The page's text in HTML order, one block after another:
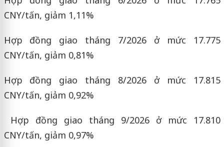
CNY/tấn, giảm 1,11%
Hợp đồng giao tháng 7/2026 ở mức 17.775
CNY/tấn, giảm 0,81%
Hợp đồng giao tháng 8/2026 ở mức 17.815
CNY/tấn, giảm 0,92%
Hợp đồng giao tháng 9/2026 ở mức 17.810
CNY/tấn, giảm 0,97%